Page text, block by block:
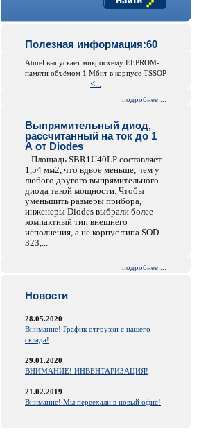
Полезная информация:60
Atmel выпускает микросхему EEPROM-
памяти объёмом 1 Мбит в корпусе TSSOP
<...
подробнее ...
Выпрямительный диод,
рассчитанный на ток до 1
А от Diodes
Площадь SBR1U40LP составляет
1,54 мм2, что вдвое меньше, чем у
любого другого выпрямительного
диода такой мощности. Чтобы
уменьшить размеры прибора,
инженеры Diodes выбрали более
компактный тип внешнего
исполнения, а не корпус типа SOD-
323,...
подробнее ...
Новости
28.05.2020
Внимание! График отгрузки с нашего
склада!
29.01.2020
ВНИМАНИЕ! ИНВЕНТАРИЗАЦИЯ!
21.02.2019
Внимание! Мы переехали в новый офис!